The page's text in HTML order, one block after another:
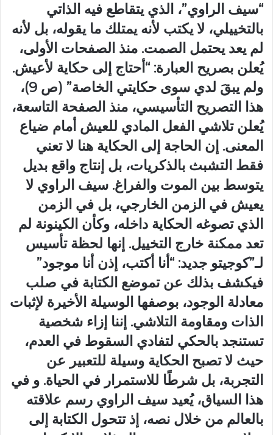
“سيف الراوي”، الذي يتقاطع فيه الذاتي
بالتخييلي، لا يكتب لأنه يمتلك ما يقوله، بل لأنه
لم يعد يحتمل الصمت. منذ الصفحات الأولى،
يُعلن بصريح العبارة: “أحتاج إلى حكاية لأعيش.
ولم يبقَ لدي سوى حكايتي الخاصة” (ص 9)،
هذا التصريح التأسيسي، منذ الصفحة التاسعة،
يُعلن تلاشي الفعل المادي للعيش أمام ضياع
المعنى. إن الحاجة إلى الحكاية هنا لا تعني
فقط التشبث بالذكريات، بل إنتاج واقع بديل
يتوسط بين الموت والفراغ. سيف الراوي لا
يعيش في الزمن الخارجي، بل في الزمن
الذي تصوغه الحكاية داخله، وكأن الكينونة لم
تعد ممكنة خارج التخييل. إنها لحظة تأسيس
لـ”كوجيتو جديد: “أنا أكتب، إذن أنا موجود”
فيكشف بذلك عن تموضع الكتابة في صلب
معادلة الوجود، بوصفها الوسيلة الأخيرة لإثبات
الذات ومقاومة التلاشي. إننا إزاء شخصية
تستنجد بالحكي لتفادي السقوط في العدم،
حيث لا تصبح الحكاية وسيلة للتعبير عن
التجربة، بل شرطًا للاستمرار في الحياة. و في
هذا السياق، يُعيد سيف الراوي رسم علاقته
بالعالم من خلال نصه، إذ تتحول الكتابة إلى